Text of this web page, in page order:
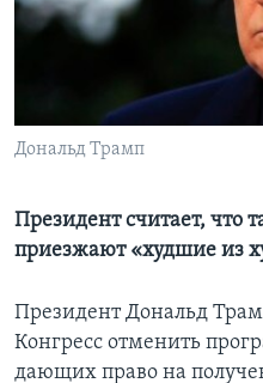
Learning English
СОЦИАЛЬНЫЕ СЕТИ
Языки
Дональд Трамп
Президент считает, что
приезжают «худшие из
Президент Дональд
Конгресс отменить
дающих право на